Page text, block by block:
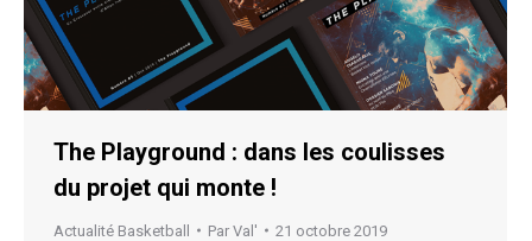
The Playground : dans les coulisses
du projet qui monte !
Actualité Basketball Par Val' 21 octobre 2019